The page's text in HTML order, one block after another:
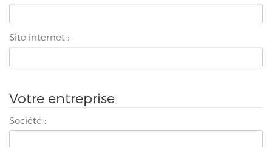
Site internet :
Votre entreprise
Société :